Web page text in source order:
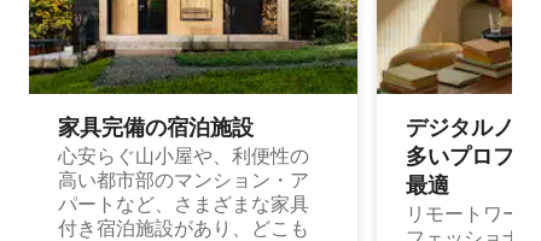
家具完備の宿⁠泊⁠施⁠設
心安らぐ山小屋や、利便性の
高い都市部のマンション・ア
パートなど、さまざまな家具
付き宿泊施設があり、どこも
デジタルノ
多⁠いプ⁠ロ⁠フ⁠
最⁠適
リモートワー